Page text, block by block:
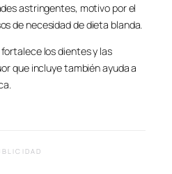
astringentes, motivo por el
de necesidad de dieta blanda.
los dientes y las
que incluye también ayuda a